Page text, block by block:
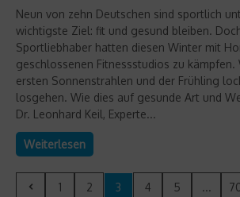
Neun von zehn Deutschen sind sportlich
wichtigste Ziel: fit und gesund bleiben.
Sportliebhaber hatten diesen Winter mit
geschlossenen Fitnessstudios zu kämpfen.
ersten Sonnenstrahlen und der Frühling
losgehen. Wie dies auf gesunde Art und
Dr. Leonhard Keil, Experte...
Weiterlesen
1 2 3 4 5 ...